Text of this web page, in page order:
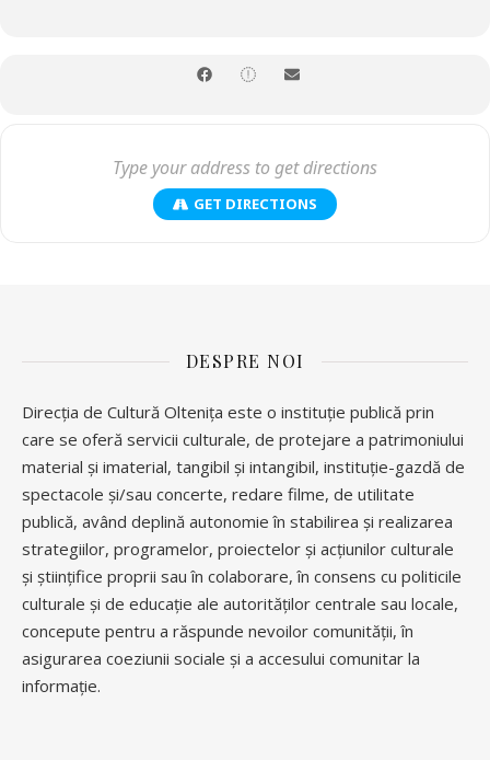
intervalul orar 09:00 – 16:00 de Luni până Vineri și 09:00 – 17:00 –
telefon: 0342 402 460.
Capacitate 100% din Sală
Acces facil pentru persoanele cu dizabilități.
Accesul la spectacol se va face în intervalul orar 18:20 – 18:50.
GET DIRECTIONS
DESPRE NOI
Direcția de Cultură Oltenița este o instituție publică prin
care se oferă servicii culturale, de protejare a patrimoniului
material și imaterial, tangibil și intangibil, instituție-gazdă de
spectacole și/sau concerte, redare filme, de utilitate
publică, având deplină autonomie în stabilirea și realizarea
strategiilor, programelor, proiectelor și acțiunilor culturale
și științifice proprii sau în colaborare, în consens cu politicile
culturale și de educație ale autorităților centrale sau locale,
concepute pentru a răspunde nevoilor comunității, în
asigurarea coeziunii sociale și a accesului comunitar la
informație.